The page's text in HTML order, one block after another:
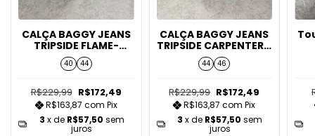
CALÇA BAGGY JEANS
TRIPSIDE FLAME-
SUJINHO
40 44
R$229,99 R$172,49
R$163,87 com Pix
3 x de R$57,50 sem
juros
CALÇA BAGGY JEANS
TRIPSIDE CARPENTER -
CINZA
44 46
R$229,99 R$172,49
R$163,87com Pix
3 x de R$57,50 sem
juros